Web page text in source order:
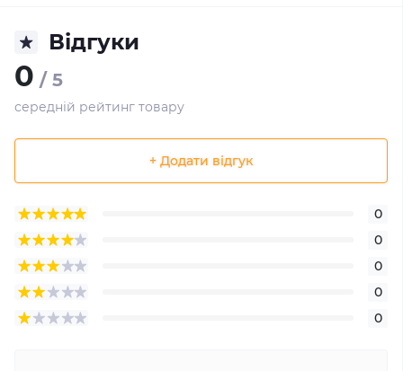
Відгуки
0 / 5
середній рейтинг товару
+ Додати відгук
0
0
0
0
0